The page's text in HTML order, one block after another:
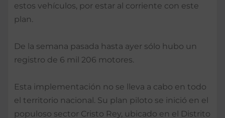
estos vehículos, por estar al corriente con este
plan.
De la semana pasada hasta ayer sólo hubo un
registro de 6 mil 206 motores.
Esta implementación no se lleva a cabo en todo
el territorio nacional. Su plan piloto se inició en el
populoso sector Cristo Rey, ubicado en el Distrito